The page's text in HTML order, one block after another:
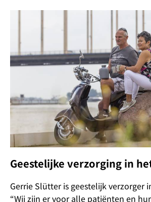
Geestelijke verzorging in
Gerrie Slütter is geestelijk verzorger
“Wij zijn er voor alle patiënten en